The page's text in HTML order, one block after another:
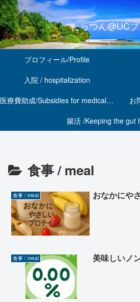
たっつん@UC
プロフィール/Profile
入院 / hospitalization
医療費助成/Subsidies for medical expenses
お
腸活 /Keeping the gut
食事 / meal
食事 / meal おなかにや
食事 / meal 美味しいノ